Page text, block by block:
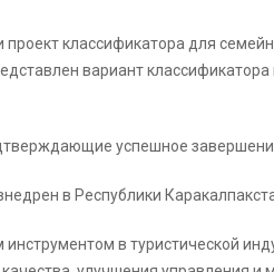
классификатора для
вариант
успешное
в Республики
в туристической